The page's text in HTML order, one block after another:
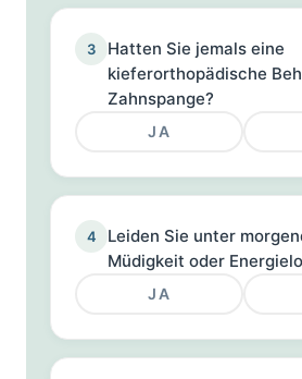
3
Hatten Sie jemals eine
kieferorthopädische
Zahnspange?
JA
4
Leiden Sie unter
Müdigkeit oder
JA